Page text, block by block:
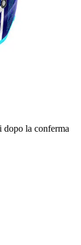
dopo la conferma